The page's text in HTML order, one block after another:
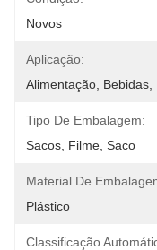
Novos
Aplicação:
Alimentação,
Tipo De Embalagem:
Sacos, Filme, Saco
Material De
Plástico
Classificação